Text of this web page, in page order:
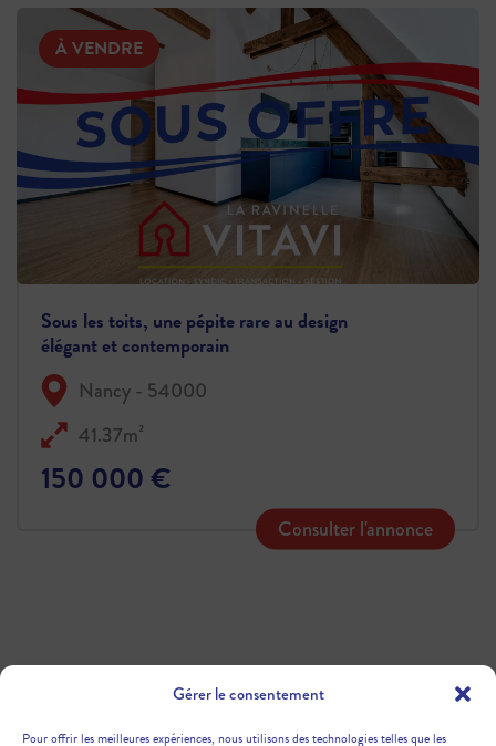
Gérer le consentement
Pour offrir les meilleures expériences, nous utilisons des technologies telles que les
À VENDRE
Sous les toits, une pépite rare au design
élégant et contemporain
Nancy - 54000
41.37m²
150 000 €
Consulter l'annonce